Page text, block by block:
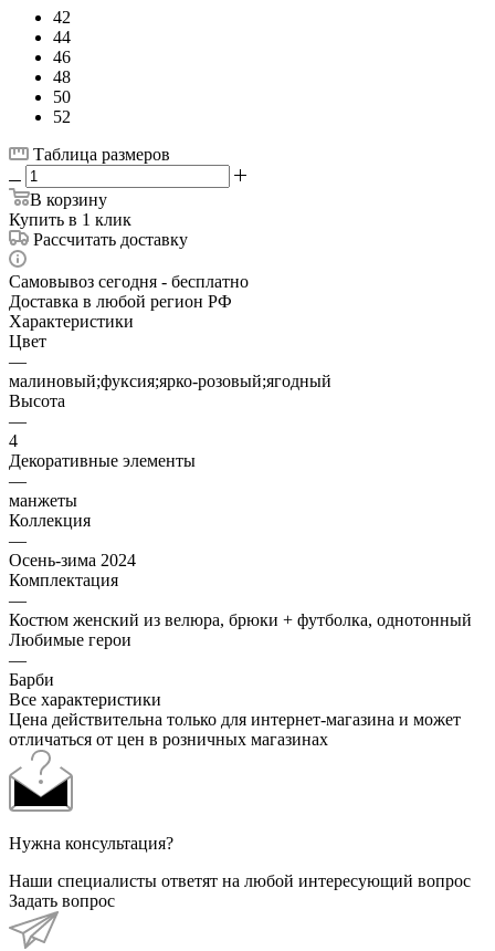
42
44
46
48
50
52
Таблица размеров
В корзину
Купить в 1 клик
Рассчитать доставку
Самовывоз сегодня - бесплатно
Доставка в любой регион РФ
Характеристики
Цвет
—
малиновый;фуксия;ярко-розовый;ягодный
Высота
—
4
Декоративные элементы
—
манжеты
Коллекция
—
Осень-зима 2024
Комплектация
—
Костюм женский из велюра, брюки + футболка, однотонный
Любимые герои
—
Барби
Все характеристики
Цена действительна только для интернет-магазина и может
отличаться от цен в розничных магазинах
Нужна консультация?
Наши специалисты ответят на любой интересующий вопрос
Задать вопрос